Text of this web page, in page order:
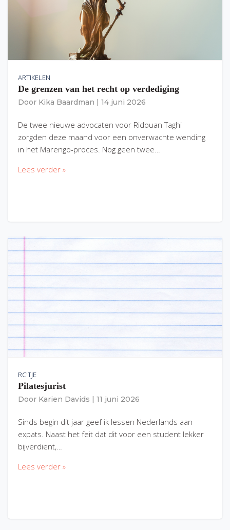
ARTIKELEN
De grenzen van het recht op verdediging
Door Kika Baardman 14 juni 2026
De twee nieuwe advocaten voor Ridouan Taghi
zorgden deze maand voor een onverwachte wending
in het Marengo-proces. Nog geen twee…
Lees verder »
RC'TJE
Pilatesjurist
Door Karien Davids 11 juni 2026
Sinds begin dit jaar geef ik lessen Nederlands aan
expats. Naast het feit dat dit voor een student lekker
bijverdient,…
Lees verder »